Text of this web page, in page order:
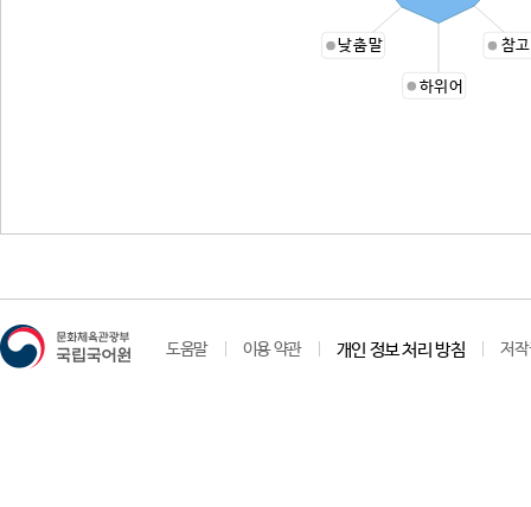
참
하위어
낮춤말
도움말 이용 약관 개인 정보 처리 방침 저